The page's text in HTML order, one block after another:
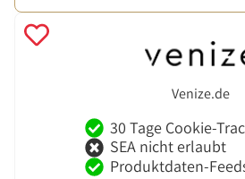
Venize.de
30 Tage Cookie-
SEA nicht erlaubt
Produktdaten-